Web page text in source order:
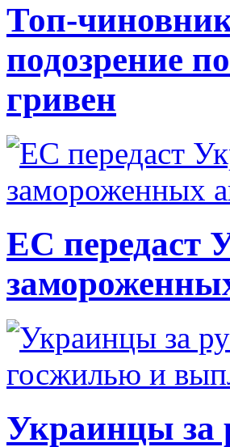
Топ-
подозрение
гривен
ЕС передаст
Украинцы за